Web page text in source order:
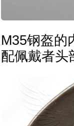
M35钢盔的
配佩戴者头